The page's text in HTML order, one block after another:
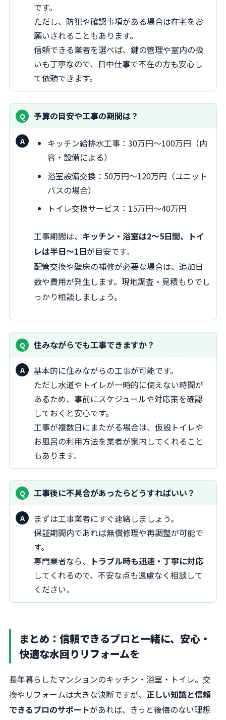
です。
ただし、防犯や確認事項がある場合は在宅をお
願いされることもあります。
信頼できる業者を選べば、鍵の管理や室内の扱
いも丁寧なので、日中仕事で不在の方も安心し
て依頼できます。
予算の目安や工事の期間は？
キッチン給排水工事：30万円～100万円（内
容・設備による）
浴室設備交換：50万円～120万円（ユニット
バスの場合）
トイレ交換サービス：15万円～40万円
工事期間は、 キッチン・浴室は2～5日間、トイ
レは半日～1日が目安です。
配管交換や壁床の補修が必要な場合は、追加日
数や費用が発生します。現地調査・見積もりでし
っかり相談しましょう。
住みながらでも工事できますか？
基本的に住みながらの工事が可能です。
ただし水道やトイレが一時的に使えない時間が
あるため、事前にスケジュールや対応策を確認
しておくと安心です。
工事が複数日にまたがる場合は、仮設トイレや
お風呂の利用方法を業者が案内してくれること
もあります。
工事後に不具合があったらどうすればいい？
まずは工事業者にすぐ連絡しましょう。
保証期間内であれば無償修理や再調整が可能で
す。
専門業者なら、 トラブル時も迅速・丁寧に対応
してくれるので、不安な点も遠慮なく相談して
ください。
まとめ：信頼できるプロと一緒に、安心・
快適な水回りリフォームを
長年暮らしたマンションのキッチン・浴室・トイレ。交
換やリフォームは大きな決断ですが、 正しい知識と信頼
できるプロのサポートがあれば、きっと後悔のない理想